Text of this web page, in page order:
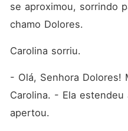
se aproximou, sorrindo
chamo Dolores.
Carolina sorriu.
- Olá, Senhora Dolores!
Carolina. - Ela
apertou.